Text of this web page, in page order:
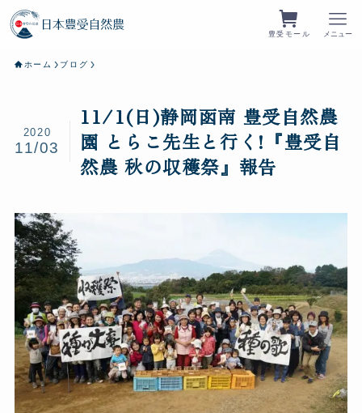
豊受モール メニュー
ホーム ブログ
11/1(日)静岡函南 豊受自然農
園 とらこ先生と行く!『豊受自
然農 秋の収穫祭』報告
2020
11/03